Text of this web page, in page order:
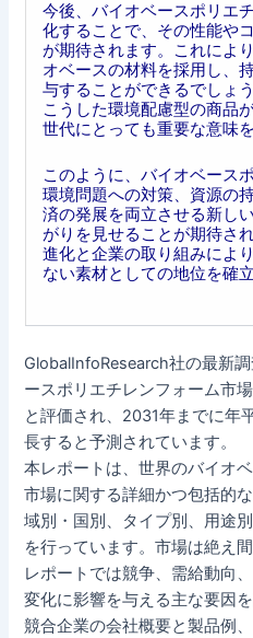
今後、バイオベースポリエ
化することで、その性能や
が期待されます。これによ
オベースの材料を採用し、
与することができるでしょ
こうした環境配慮型の商品
世代にとっても重要な意味
このように、バイオベース
環境問題への対策、資源の
済の発展を両立させる新し
がりを見せることが期待さ
進化と企業の取り組みによ
ない素材としての地位を確
GlobalInfoResearch社の最新
ースポリエチレンフォーム市
と評価され、2031年までに年
長すると予測されています。
本レポートは、世界のバイオ
市場に関する詳細かつ包括的
域別・国別、タイプ別、用途
を行っています。市場は絶え
レポートでは競争、需給動向
変化に影響を与える主な要因
競合企業の会社概要と製品例